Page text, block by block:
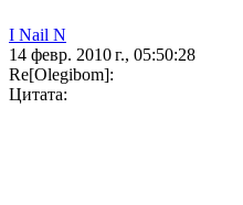
I Nail N
14 февр. 2010 г., 05:50:28
Re[Olegibom]:
Цитата: